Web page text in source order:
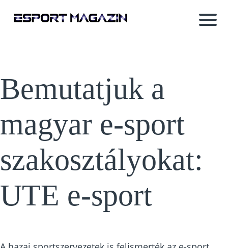
Bemutatjuk a
magyar e-sport
szakosztályokat:
UTE e-sport